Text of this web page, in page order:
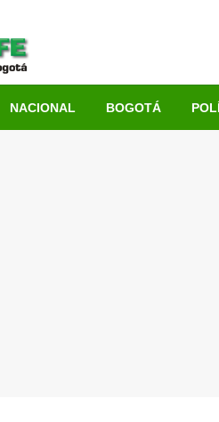
NACIONAL BOGOTÁ